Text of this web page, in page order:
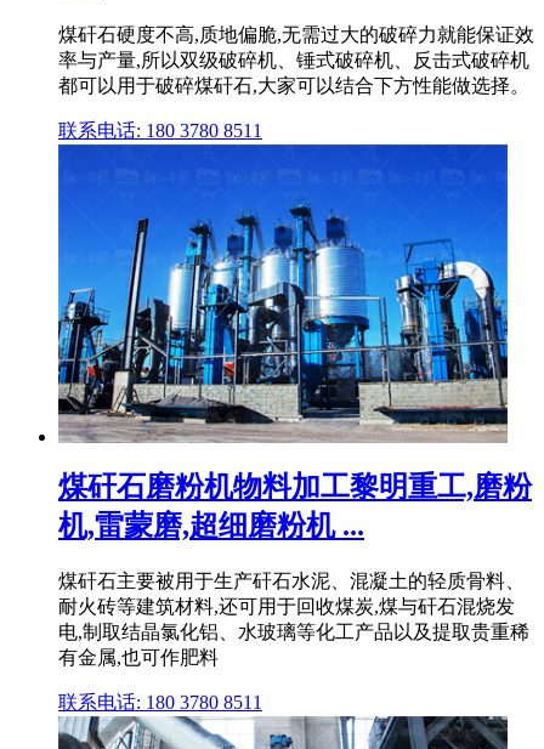
煤矸石硬度不高,质地偏脆,无需过大的破碎力就能保证效
率与产量,所以双级破碎机、锤式破碎机、反击式破碎机
都可以用于破碎煤矸石,大家可以结合下方性能做选择。
联系电话: 180 3780 8511
煤矸石磨粉机物料加工黎明重工,磨粉
机,雷蒙磨,超细磨粉机 ...
煤矸石主要被用于生产矸石水泥、混凝土的轻质骨料、
耐火砖等建筑材料,还可用于回收煤炭,煤与矸石混烧发
电,制取结晶氯化铝、水玻璃等化工产品以及提取贵重稀
有金属,也可作肥料
联系电话: 180 3780 8511